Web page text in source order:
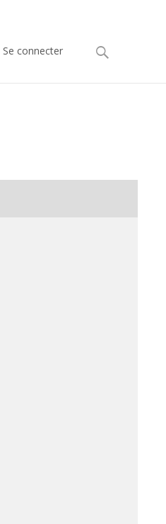
Se connecter Rechercher :